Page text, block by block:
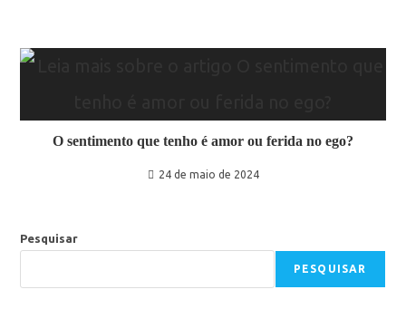
O sentimento que tenho é amor ou ferida no ego?
24 de maio de 2024
Pesquisar
PESQUISAR